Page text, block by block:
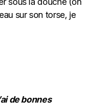
sur son torse, je
de bonnes